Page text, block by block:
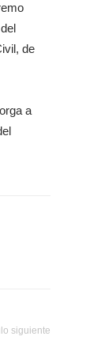
de
a
siguiente